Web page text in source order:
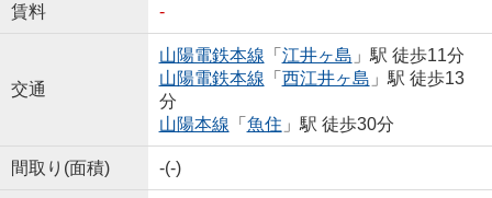
賃料 -
交通
山陽電鉄本線 「 江井ヶ島 」駅 徒歩11分
山陽電鉄本線 「 西江井ヶ島 」駅 徒歩13
分
山陽本線 「 魚住 」駅 徒歩30分
間取り(面積) -(-)